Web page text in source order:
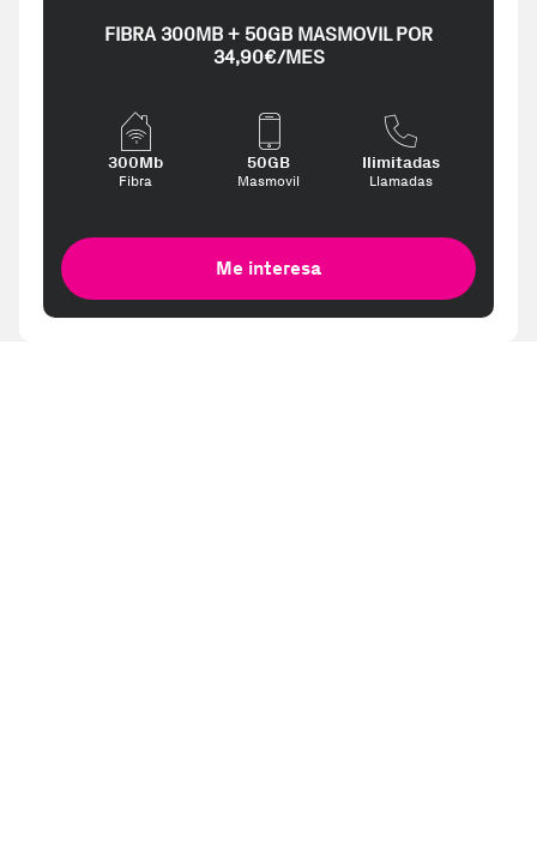
FIBRA 300MB + 50GB MASMOVIL POR
34,90€/MES
300Mb
Fibra
50GB
Masmovil
Ilimitadas
Llamadas
Me interesa